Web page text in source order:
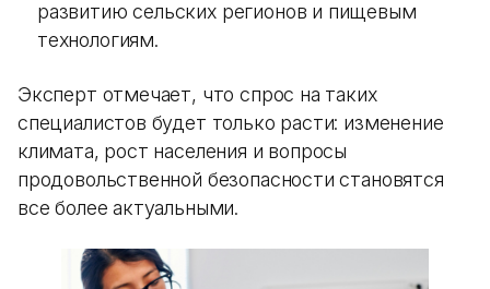
развитию сельских регионов и пищевым
технологиям.
Эксперт отмечает, что спрос на таких
специалистов будет только расти: изменение
климата, рост населения и вопросы
продовольственной безопасности становятся
все более актуальными.